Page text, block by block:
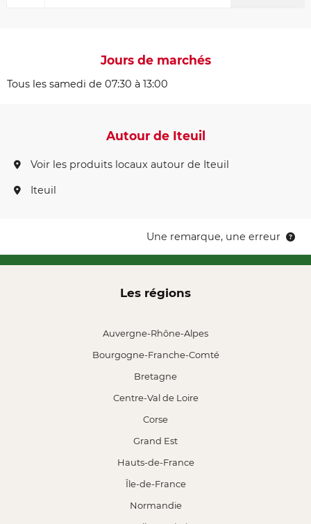
Jours de marchés
Tous les samedi de 07:30 à 13:00
Autour de Iteuil
Voir les produits locaux autour de Iteuil
Iteuil
Une remarque, une erreur
Les régions
Auvergne-Rhône-Alpes
Bourgogne-Franche-Comté
Bretagne
Centre-Val de Loire
Corse
Grand Est
Hauts-de-France
Île-de-France
Normandie